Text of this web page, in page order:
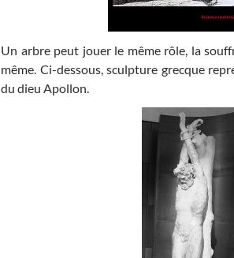
Un arbre peut jouer le même rôle, la
même. Ci-dessous, sculpture grecque
du dieu Apollon.